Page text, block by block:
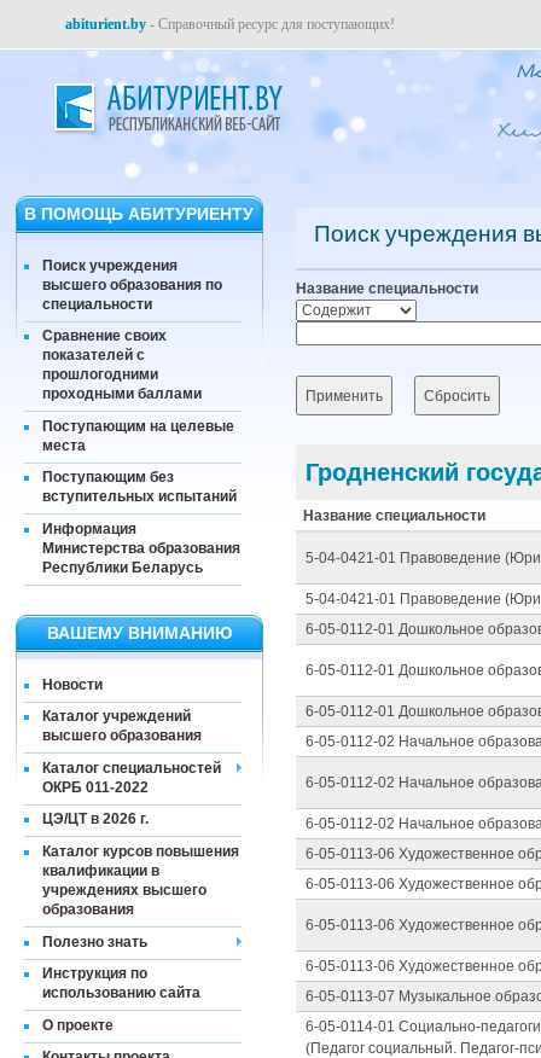
abiturient.by - Справочный ресурс для поступающих!
В ПОМОЩЬ АБИТУРИЕНТУ
Поиск учреждения
высшего образования по
специальности
Сравнение своих
показателей с
прошлогодними
проходными баллами
Поступающим на целевые
места
Поступающим без
вступительных испытаний
Информация
Министерства образования
Республики Беларусь
ВАШЕМУ ВНИМАНИЮ
Новости
Каталог учреждений
высшего образования
Каталог специальностей
ОКРБ 011-2022
ЦЭ/ЦТ в 2026 г.
Каталог курсов повышения
квалификации в
учреждениях высшего
образования
Полезно знать
Инструкция по
использованию сайта
О проекте
Поиск учреждения
Название специальности
Гродненский
Название специальности
5-04-0421-01 Правоведение
5-04-0421-01 Правоведение
6-05-0112-01 Дошкольное
6-05-0112-01 Дошкольное
6-05-0112-01 Дошкольное
6-05-0112-02 Начальное
6-05-0112-02 Начальное
6-05-0112-02 Начальное
6-05-0113-06 Художественное
6-05-0113-06 Художественное
6-05-0113-06 Художественное
6-05-0113-06 Художественное
6-05-0113-07 Музыкальное
6-05-0114-01 Социально-
(Педагог социальный. Педагог-